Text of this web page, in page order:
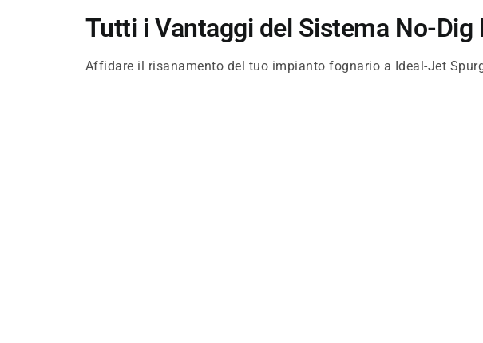
Tutti i Vantaggi del Sistema No-Dig
Affidare il risanamento del tuo impianto fognario a Ideal-Jet